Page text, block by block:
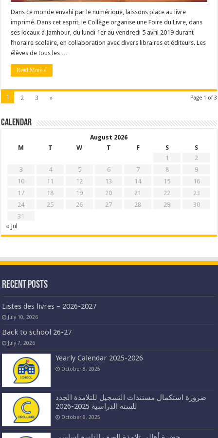
Dans ce monde envahi par le numérique, laissons place au livre
imprimé. Dans cet esprit, le Collège organise une Foire du Livre, dans
ses locaux à Jamhour, du lundi 1er au vendredi 5 avril 2019 durant
l’horaire scolaire, en collaboration avec divers libraires et éditeurs. Les
élèves de tous les …
Read More »
Page 1 of 3
1 2 3 »
Calendar
August 2026
M
T W T F S
S
1
2
3
4 5 6 7 8
9
10
11 12 13 14 15
16
17
18 19 20 21 22
23
24
25 26 27 28 29
30
31
« Jul
Recent Posts
Listes des livres – 2026-2027
July 10, 2026
Back to school 26-27
July 7, 2026
Yearly Calendar 2025-2026
October 8, 2025
ضرورة استكمال مستندات التسجيل للتلامذة الجدد
للسنة الدراسية 2025-2026
October 8, 2025